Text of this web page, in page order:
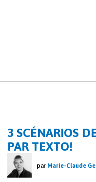
3 SCÉNARIOS
PAR TEXTO!
par Marie-Claude